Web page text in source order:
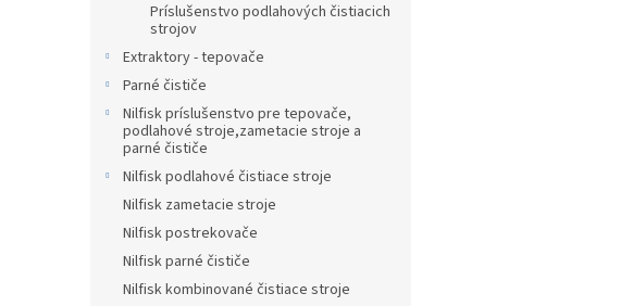
Príslušenstvo podlahových čistiacich
strojov
Extraktory - tepovače
Parné čističe
Nilfisk príslušenstvo pre tepovače,
podlahové stroje,zametacie stroje a
parné čističe
Nilfisk podlahové čistiace stroje
Nilfisk zametacie stroje
Nilfisk postrekovače
Nilfisk parné čističe
Nilfisk kombinované čistiace stroje